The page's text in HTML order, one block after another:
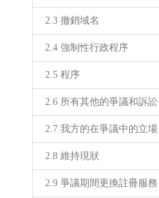
2.3 撤銷域名
2.4 強制性行政程序
2.5 程序
2.6 所有其他的爭議和訴訟
2.7 我方的在爭議中的立場
2.8 維持現狀
2.9 爭議期間更換註冊服務